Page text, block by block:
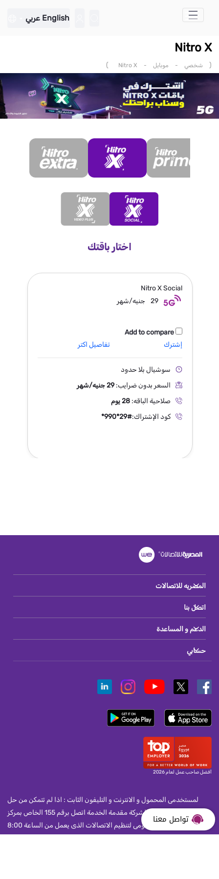
تخطي إلى المحتوى الرئيسي
English عربي
Nitro X
( شخصي - موبايل -
Nitro X
)
اختار باقتك
Nitro XSocial
29
جنيه/شهر
Add to compare
إشترك
تفاصيل اكتر
سوشيال بلا حدود
السعر بدون ضرايب: 29 جنيه/شهر
صلاحية الباقه: 28 يوم
كود الإشتراك:*990*29#
المصريه للاتصالات
اتصل بنا
الدعم و المساعدة
حسابي
أفضل صاحب عمل لعام 2026
لمستخدمى المحمول و الانترنت و التليفون الثابت : اذا لم تتمكن من حل
مشكلة واجهتك مع الشركة مقدمة الخدمة اتصل برقم 155 الخاص بمركز
خدمة العملاء بالجهاز القومى لتنظيم الاتصالات الذى يعمل من الساعة 8:00
تواصل معنا